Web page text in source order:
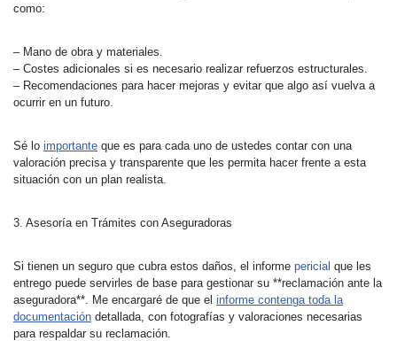
como:
– Mano de obra y materiales.
– Costes adicionales si es necesario realizar refuerzos estructurales.
– Recomendaciones para hacer mejoras y evitar que algo así vuelva a
ocurrir en un futuro.
Sé lo importante que es para cada uno de ustedes contar con una
valoración precisa y transparente que les permita hacer frente a esta
situación con un plan realista.
3. Asesoría en Trámites con Aseguradoras
Si tienen un seguro que cubra estos daños, el informe pericial que les
entrego puede servirles de base para gestionar su **reclamación ante la
aseguradora**. Me encargaré de que el informe contenga toda la
documentación detallada, con fotografías y valoraciones necesarias
para respaldar su reclamación.